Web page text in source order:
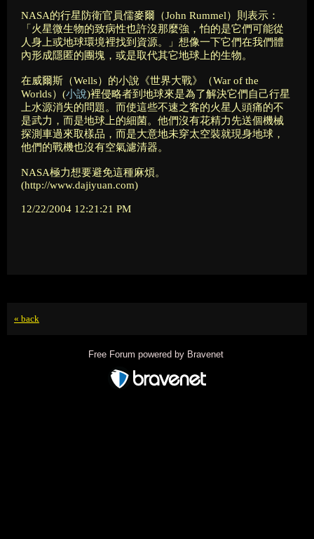
NASA的行星防衛官員儒麥爾（John Rummel）則表示：
「火星微生物的致病性也許沒那麼強，怕的是它們可能從
人身上或地球環境裡找到資源。」想像一下它們在我們體
內形成隱匿的團塊，或是取代其它地球上的生物。
在威爾斯（Wells）的小說《世界大戰》（War of the
Worlds）(小說)裡侵略者到地球來是為了解決它們自己行星
上水源消失的問題。而使這些不速之客的火星人頭痛的不
是武力，而是地球上的細菌。他們沒有花精力先送個機械
探測車過來取樣品，而是大意地未穿太空裝就現身地球，
他們的戰機也沒有空氣濾清器。
NASA極力想要避免這種麻煩。
(http://www.dajiyuan.com)
12/22/2004 12:21:21 PM
« back
Free Forum powered by Bravenet